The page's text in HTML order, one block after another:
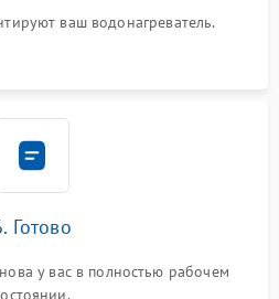
ваш водонагреватель.
Готово
у вас в полностью рабочем